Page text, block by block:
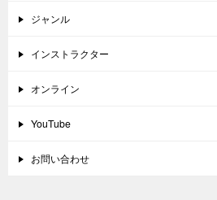
ジャンル
インストラクター
オンライン
YouTube
お問い合わせ